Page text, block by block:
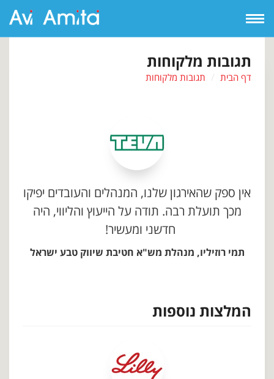
Open
Navigation
תגובות מלקוחות
דף הבית תגובות מלקוחות
אין ספק שהאירגון שלנו, המנהלים והעובדים יפיקו
מכך תועלת רבה. תודה על הייעוץ והליווי, היה
חדשני ומעשיר!
תמי רוזיליו, מנהלת מש"א חטיבת שיווק טבע ישראל
המלצות נוספות